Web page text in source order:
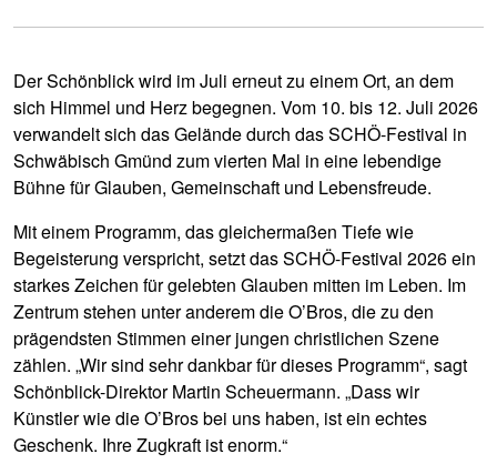
Der Schönblick wird im Juli erneut zu einem Ort, an dem
sich Himmel und Herz begegnen. Vom 10. bis 12. Juli 2026
verwandelt sich das Gelände durch das SCHÖ-Festival in
Schwäbisch Gmünd zum vierten Mal in eine lebendige
Bühne für Glauben, Gemeinschaft und Lebensfreude.
Mit einem Programm, das gleichermaßen Tiefe wie
Begeisterung verspricht, setzt das SCHÖ-Festival 2026 ein
starkes Zeichen für gelebten Glauben mitten im Leben. Im
Zentrum stehen unter anderem die O’Bros, die zu den
prägendsten Stimmen einer jungen christlichen Szene
zählen. „Wir sind sehr dankbar für dieses Programm“, sagt
Schönblick-Direktor Martin Scheuermann. „Dass wir
Künstler wie die O’Bros bei uns haben, ist ein echtes
Geschenk. Ihre Zugkraft ist enorm.“